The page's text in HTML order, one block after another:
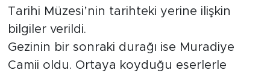
Tarihi Müzesi’nin tarihteki yerine ilişkin
bilgiler verildi.
Gezinin bir sonraki durağı ise Muradiye
Camii oldu. Ortaya koyduğu eserlerle